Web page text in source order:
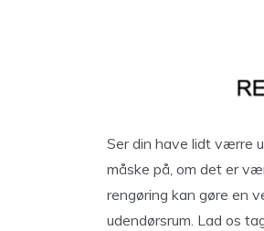
Ser din have lidt værre
måske på, om det er
rengøring kan gøre en
udendørsrum. Lad os